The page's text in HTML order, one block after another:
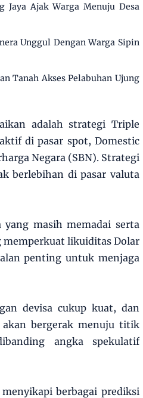
Ajak Warga Menuju Desa
Unggul Dengan Warga Sipin
Tanah Akses Pelabuhan Ujung
adalah strategi Triple
di pasar spot, Domestic
Negara (SBN). Strategi
berlebihan di pasar valuta
masih memadai serta
memperkuat likuiditas Dolar
penting untuk menjaga
devisa cukup kuat, dan
bergerak menuju titik
angka spekulatif
berbagai prediksi